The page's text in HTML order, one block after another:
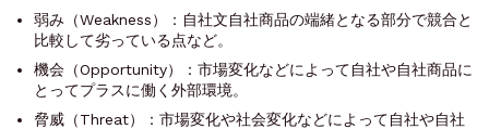
弱み（Weakness）：自社文自社商品の端緒となる部分で競合と
比較して劣っている点など。
機会（Opportunity）：市場変化などによって自社や自社商品に
とってプラスに働く外部環境。
脅威（Threat）：市場変化や社会変化などによって自社や自社